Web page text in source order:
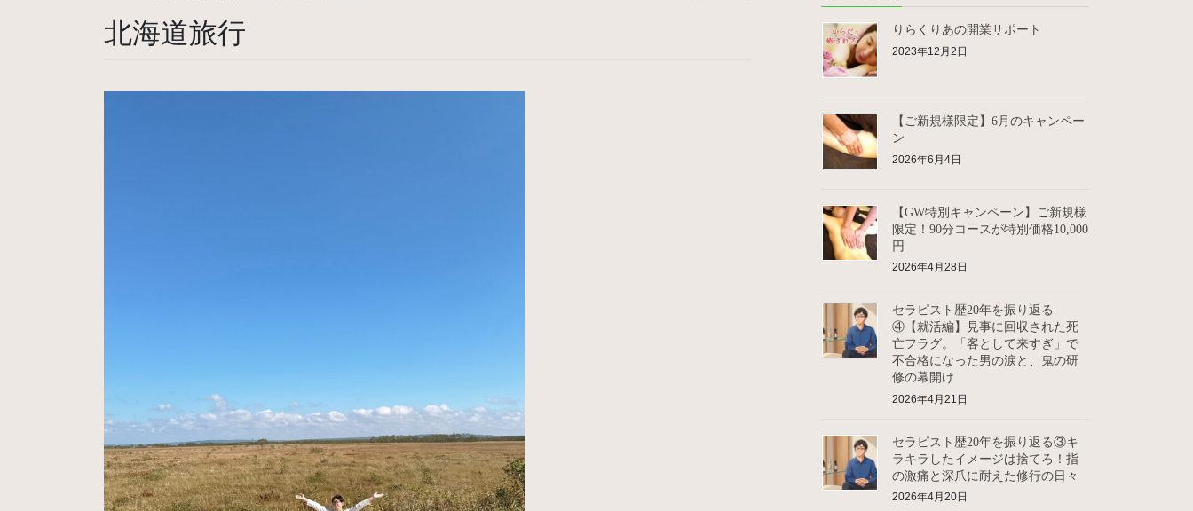
北海道旅行 りらくりあの開業サポート
2023年12月2日
【ご新規様限定】6月のキャンペー
ン
2026年6月4日
【GW特別キャンペーン】ご新規様
限定！90分コースが特別価格10,000
円
2026年4月28日
セラピスト歴20年を振り返る
④【就活編】見事に回収された死
亡フラグ。「客として来すぎ」で
不合格になった男の涙と、鬼の研
修の幕開け
2026年4月21日
セラピスト歴20年を振り返る③キ
ラキラしたイメージは捨てろ！指
の激痛と深爪に耐えた修行の日々
2026年4月20日